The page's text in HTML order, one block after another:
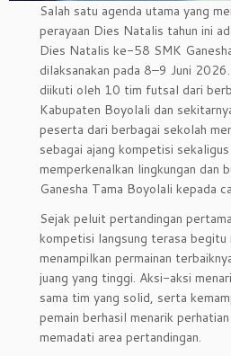
Salah satu agenda utama yang
perayaan Dies Natalis tahun ini
Dies Natalis ke-58 SMK
dilaksanakan pada 8–9 Juni
diikuti oleh 10 tim futsal dari
Kabupaten Boyolali dan
peserta dari berbagai sekolah
sebagai ajang kompetisi sekaligus
memperkenalkan lingkungan dan
Ganesha Tama Boyolali kepada
Sejak peluit pertandingan
kompetisi langsung terasa begitu
menampilkan permainan
juang yang tinggi. Aksi-aksi
sama tim yang solid, serta
pemain berhasil menarik
memadati area pertandingan.